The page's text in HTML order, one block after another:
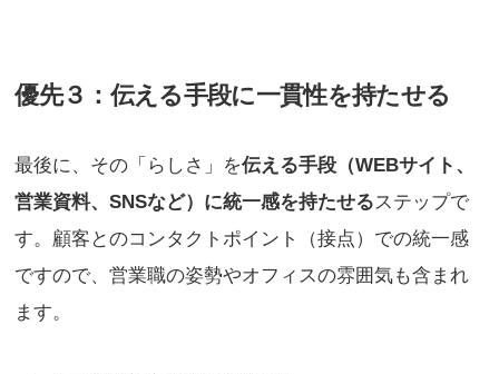
優先３：伝える手段に一貫性を持たせる
最後に、その「らしさ」を伝える手段（WEBサイト、
営業資料、SNSなど）に統一感を持たせるステップで
す。顧客とのコンタクトポイント（接点）での統一感
ですので、営業職の姿勢やオフィスの雰囲気も含まれ
ます。